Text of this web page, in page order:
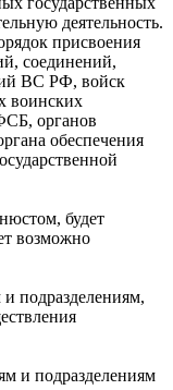
деятельность.
присвоения
соединений,
ВС РФ, войск
воинских
органов
обеспечения
будет
возможно
подразделениям,
и подразделениям